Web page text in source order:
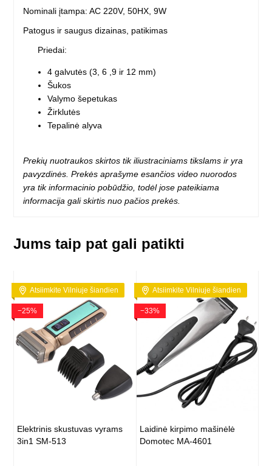
Nominali įtampa: AC 220V, 50HX, 9W
Patogus ir saugus dizainas, patikimas
Priedai:
4 galvutės (3, 6 ,9 ir 12 mm)
Šukos
Valymo šepetukas
Žirklutės
Tepalinė alyva
Prekių nuotraukos skirtos tik iliustraciniams tikslams ir yra
pavyzdinės. Prekės aprašyme esančios video nuorodos
yra tik informacinio pobūdžio, todėl jose pateikiama
informacija gali skirtis nuo pačios prekės.
Jums taip pat gali patikti
Atsiimkite Vilniuje šiandien
−25%
Elektrinis skustuvas vyrams
3in1 SM-513
Atsiimkite Vilniuje šiandien
−33%
Laidinė kirpimo mašinėlė
Domotec MA-4601